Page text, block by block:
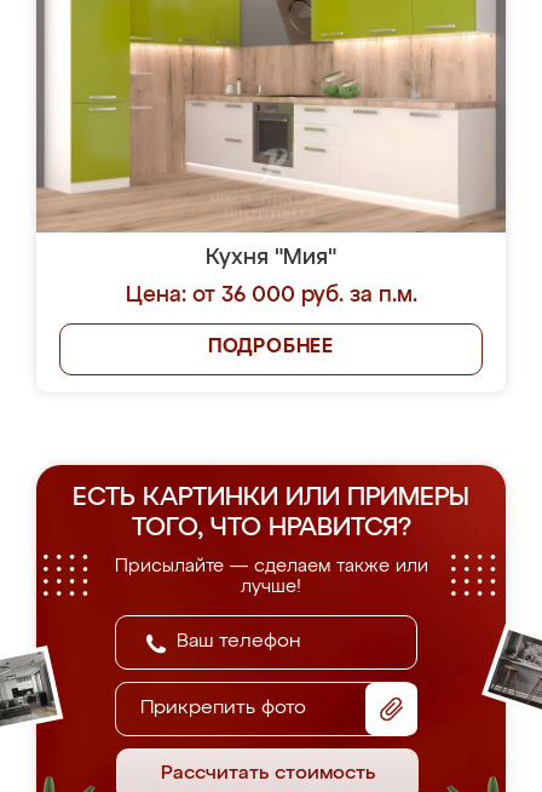
Кухня "Мия"
Цена: от 36 000 руб. за п.м.
ПОДРОБНЕЕ
ЕСТЬ КАРТИНКИ ИЛИ ПРИМЕРЫ
ТОГО, ЧТО НРАВИТСЯ?
Присылайте — сделаем также или
лучше!
Прикрепить фото
Рассчитать стоимость